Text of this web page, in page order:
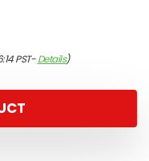
PST-Details)